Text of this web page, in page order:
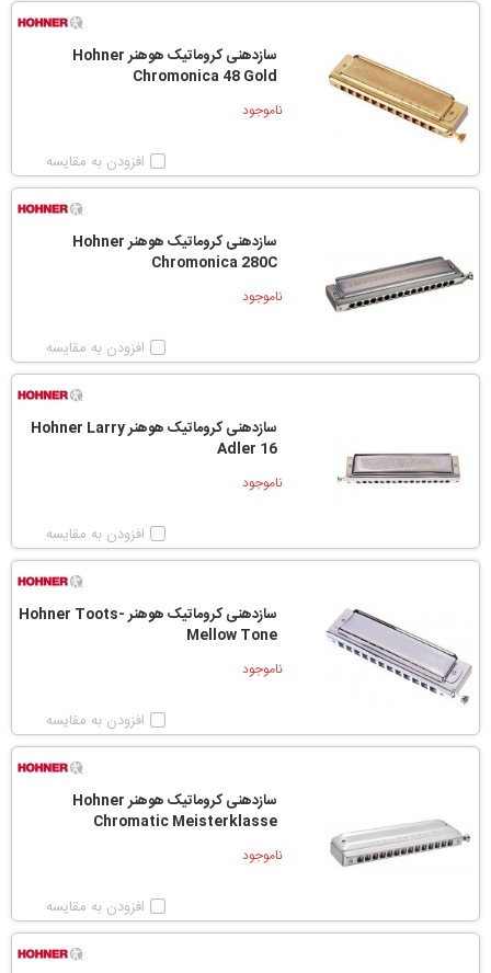
سازدهنی کروماتیک هوهنر Hohner
Chromonica 48 Gold
ناموجود
افزودن به مقایسه
سازدهنی کروماتیک هوهنر Hohner
Chromonica 280C
ناموجود
افزودن به مقایسه
سازدهنی کروماتیک هوهنر Hohner Larry
Adler 16
ناموجود
افزودن به مقایسه
سازدهنی کروماتیک هوهنر Hohner Toots-
Mellow Tone
ناموجود
افزودن به مقایسه
سازدهنی کروماتیک هوهنر Hohner
Chromatic Meisterklasse
ناموجود
افزودن به مقایسه